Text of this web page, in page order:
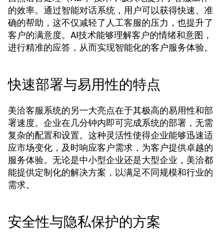
的效率。通过智能对话系统，用户可以获得快速、准
确的帮助，这不仅减轻了人工客服的压力，也提升了
客户的满意度。AI技术能够理解客户的情绪和意图，
进行精准的应答，从而实现智能化的客户服务体验。
快速部署与易用性的特点
美洽客服系统的另一大亮点在于其极高的易用性和部
署速度。企业在几分钟内即可完成系统的部署，无需
复杂的配置和设置。这种灵活性使得企业能够迅速适
应市场变化，及时响应客户需求，为客户提供卓越的
服务体验。无论是中小型企业还是大型企业，美洽都
能提供定制化的解决方案，以满足不同规模和行业的
需求。
安全性与隐私保护的方案